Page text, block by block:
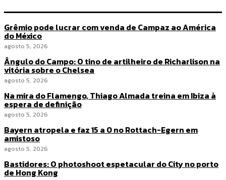
Grêmio pode lucrar com venda de Campaz ao América
do México
agosto 5, 2026
Ângulo do Campo: O tino de artilheiro de Richarlison na
vitória sobre o Chelsea
agosto 5, 2026
Na mira do Flamengo, Thiago Almada treina em Ibiza à
espera de definição
agosto 5, 2026
Bayern atropela e faz 15 a 0 no Rottach-Egern em
amistoso
agosto 5, 2026
Bastidores: O photoshoot espetacular do City no porto
de Hong Kong